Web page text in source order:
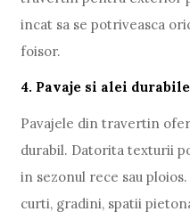
incat sa se potriveasca
foisor.
4. Pavaje si alei durabile
Pavajele din travertin
durabil. Datorita texturii
in sezonul rece sau
curti, gradini, spatii